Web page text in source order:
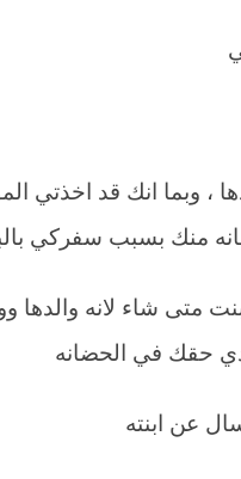
، وبما انك قد اخذتي
منك بسبب سفركي
شاء لانه والدها
حقك في الحضانه
عن ابنته